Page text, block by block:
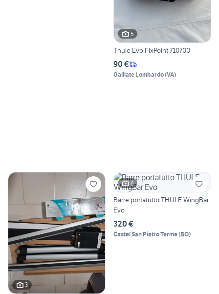
5
Thule Evo FixPoint 710700
90 €
Galliate Lombardo(VA)
3
6
Barre portatutto THULE WingBar
Evo
320 €
Castel San Pietro Terme(BO)